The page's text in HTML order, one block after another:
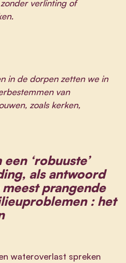
verlinting of
in de dorpen zetten we in
van
zoals kerken,
‘robuuste’
als antwoord
prangende
: het
wateroverlast spreken